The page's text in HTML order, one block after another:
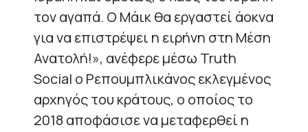
τον αγαπά. Ο Μάικ θα εργαστεί άοκνα
για να επιστρέψει η ειρήνη στη Μέση
Ανατολή!», ανέφερε μέσω Truth
Social ο Ρεπουμπλικάνος εκλεγμένος
αρχηγός του κράτους, ο οποίος το
2018 αποφάσισε να μεταφερθεί η